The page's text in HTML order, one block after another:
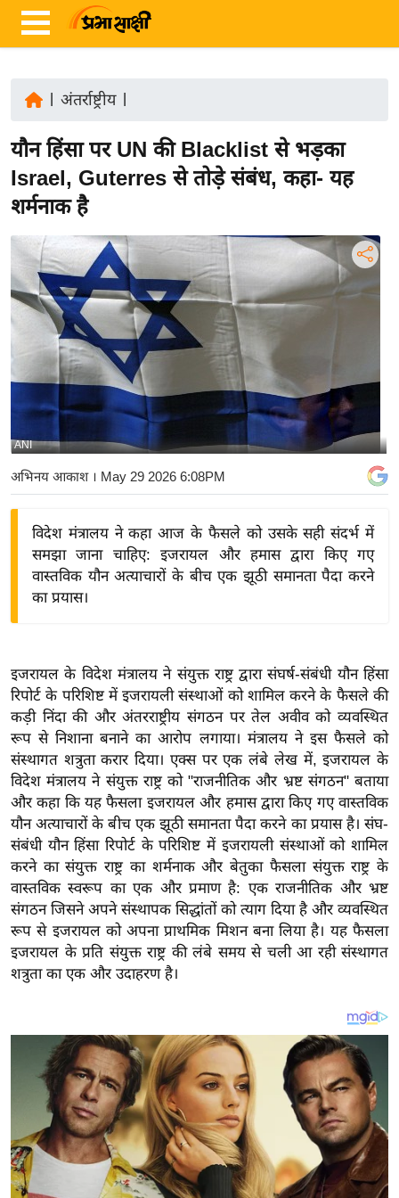
ज़ा
ख
ब
र
रा
ष्ट्री
य
य
बि
ज़
ने
द्यो
वि
शे
ष
ज्ञ
रा
य
ब
ज
ट
खे
ल
क्रि
के
I
2
6
अंतर्राष्ट्रीय|
यौन हिंसा पर UN की Blacklist से भड़का
Israel, Guterres से तोड़े संबंध, कहा- यह
शर्मनाक है
ANI
अभिनय आकाश। May 29 2026 6:08PM
विदेश मंत्रालय ने कहा आज के फैसले को उसके सही संदर्भ में
समझा जाना चाहिए: इजरायल और हमास द्वारा किए गए
वास्तविक यौन अत्याचारों के बीच एक झूठी समानता पैदा करने
का प्रयास।
इजरायल के विदेश मंत्रालय ने संयुक्त राष्ट्र द्वारा संघर्ष-संबंधी यौन हिंसा
रिपोर्ट के परिशिष्ट में इजरायली संस्थाओं को शामिल करने के फैसले की
कड़ी निंदा की और अंतरराष्ट्रीय संगठन पर तेल अवीव को व्यवस्थित
रूप से निशाना बनाने का आरोप लगाया। मंत्रालय ने इस फैसले को
संस्थागत शत्रुता करार दिया। एक्स पर एक लंबे लेख में, इजरायल के
विदेश मंत्रालय ने संयुक्त राष्ट्र को "राजनीतिक और भ्रष्ट संगठन" बताया
और कहा कि यह फैसला इजरायल और हमास द्वारा किए गए वास्तविक
यौन अत्याचारों के बीच एक झूठी समानता पैदा करने का प्रयास है। संघ-
संबंधी यौन हिंसा रिपोर्ट के परिशिष्ट में इजरायली संस्थाओं को शामिल
करने का संयुक्त राष्ट्र का शर्मनाक और बेतुका फैसला संयुक्त राष्ट्र के
वास्तविक स्वरूप का एक और प्रमाण है: एक राजनीतिक और भ्रष्ट
संगठन जिसने अपने संस्थापक सिद्धांतों को त्याग दिया है और व्यवस्थित
रूप से इजरायल को अपना प्राथमिक मिशन बना लिया है। यह फैसला
इजरायल के प्रति संयुक्त राष्ट्र की लंबे समय से चली आ रही संस्थागत
शत्रुता का एक और उदाहरण है।